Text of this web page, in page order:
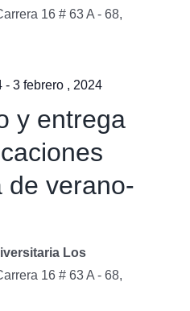
16 # 63 A - 68,
- 3 febrero , 2024
y entrega
de verano-
Los
16 # 63 A - 68,